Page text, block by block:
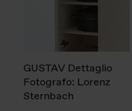
GUSTAV Dettaglio
Fotografo: Lorenz
Sternbach